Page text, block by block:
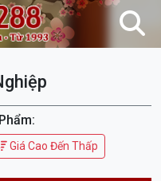
Giá Cao Đến Thấp